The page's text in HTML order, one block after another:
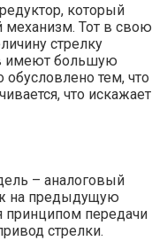
который
Тот в свою
стрелку
имеют большую
тем, что
что искажает
– аналоговый
на предыдущую
принципом передачи
стрелки.